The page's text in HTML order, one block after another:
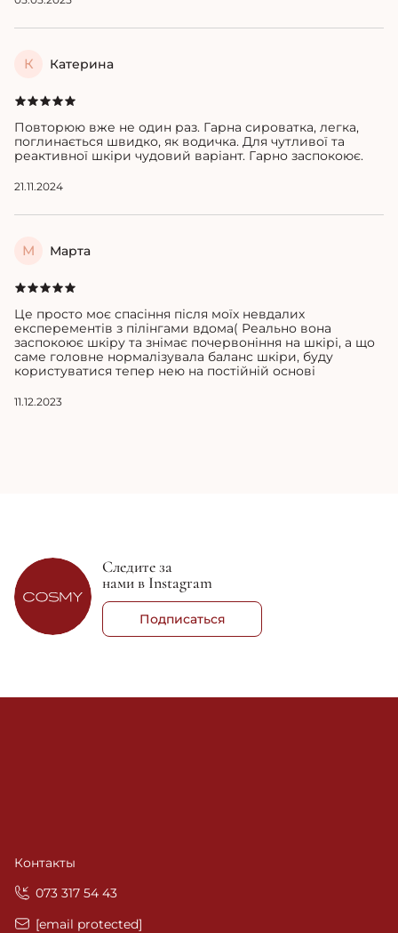
К Катерина
Повторюю вже не один раз. Гарна сироватка, легка,
поглинається швидко, як водичка. Для чутливої та
реактивної шкіри чудовий варіант. Гарно заспокоює.
21.11.2024
М Марта
Це просто моє спасіння після моїх невдалих
експерементів з пілінгами вдома( Реально вона
заспокоює шкіру та знімає почервоніння на шкірі, а що
саме головне нормалізувала баланс шкіри, буду
користуватися тепер нею на постійній основі
11.12.2023
Следите за
нами в Instagram
Подписаться
Контакты
‎073 317 54 43
[email protected]